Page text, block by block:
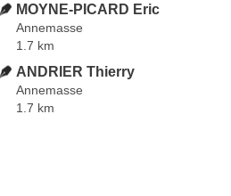
MOYNE-PICARD Eric
Annemasse
1.7 km
ANDRIER Thierry
Annemasse
1.7 km